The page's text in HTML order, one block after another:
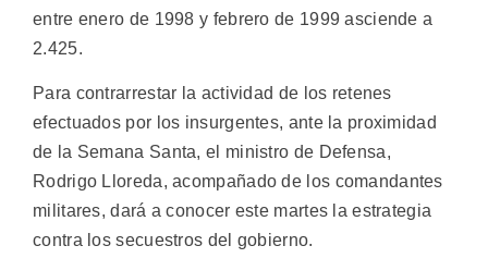
entre enero de 1998 y febrero de 1999 asciende a
2.425.
Para contrarrestar la actividad de los retenes
efectuados por los insurgentes, ante la proximidad
de la Semana Santa, el ministro de Defensa,
Rodrigo Lloreda, acompañado de los comandantes
militares, dará a conocer este martes la estrategia
contra los secuestros del gobierno.